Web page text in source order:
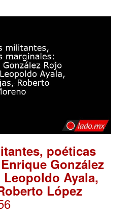
poéticas
González
Ayala,
López